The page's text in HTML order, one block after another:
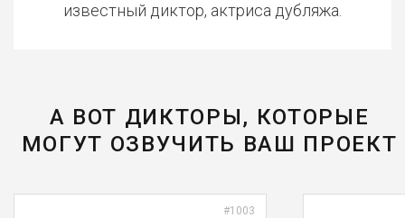
известный диктор, актриса дубляжа.
А ВОТ ДИКТОРЫ, КОТОРЫЕ
МОГУТ ОЗВУЧИТЬ ВАШ ПРОЕКТ
#1003